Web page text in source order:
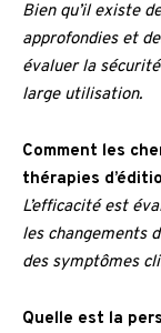
Bien qu’il existe
approfondies et
évaluer la
large utilisation.
Comment les
thérapies
L’efficacité est
les changements
des symptômes
Quelle est la